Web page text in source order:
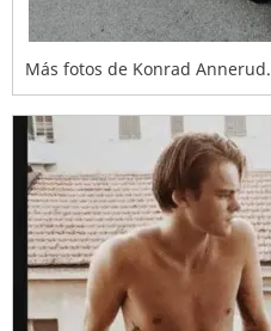
Más fotos de Konrad Annerud.